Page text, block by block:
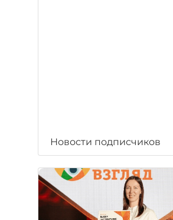
Новости подписчиков